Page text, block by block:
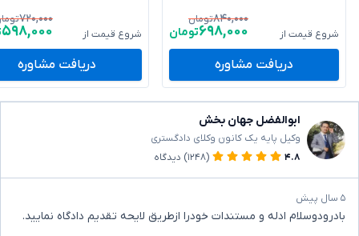
شروع قیمت از
۸۴۰,۰۰۰تومان
۶۹۸,۰۰۰تومان
دریافت مشاوره
شروع قیمت از
۷۲۰,۰۰۰
۵۹۸,۰۰۰
دریافت مشاوره
ابوالفضل جهان بخش
وکیل پایه یک کانون وکلای دادگستری
۴.۸
(۱۲۴۸) دیدگاه
۵ سال پیش
بادرودوسلام ادله و مستندات خودرا ازطریق لایحه تقدیم دادگاه نمایید.